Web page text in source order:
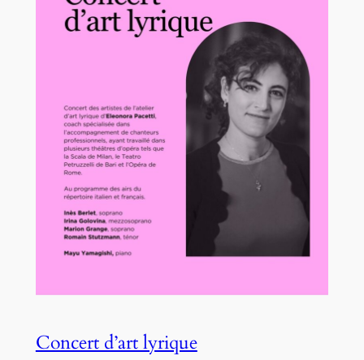
Concert d’art lyrique